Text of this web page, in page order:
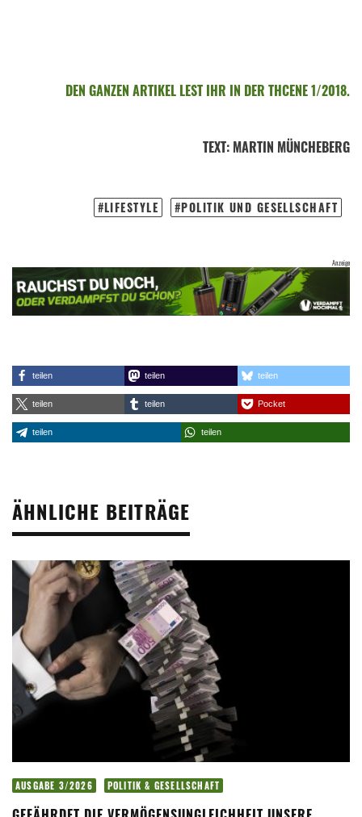
DEN GANZEN ARTIKEL LEST IHR IN DER THCENE 1/2018.
TEXT: MARTIN MÜNCHEBERG
LIFESTYLE POLITIK UND GESELLSCHAFT
teilen teilen teilen
teilen teilen Pocket
teilen teilen
ÄHNLICHE BEITRÄGE
AUSGABE 3/2026 POLITIK & GESELLSCHAFT